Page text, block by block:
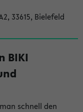
33615, Bielefeld
BIKI
schnell den